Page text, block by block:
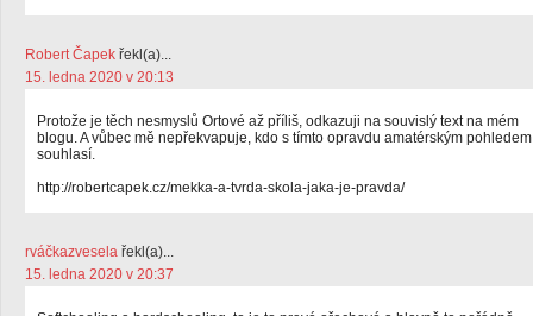
Robert Čapek řekl(a)...
15. ledna 2020 v 20:13
Protože je těch nesmyslů Ortové až příliš, odkazuji na souvislý text na mém
blogu. A vůbec mě nepřekvapuje, kdo s tímto opravdu amatérským pohledem
souhlasí.
http://robertcapek.cz/mekka-a-tvrda-skola-jaka-je-pravda/
rváčkazvesela řekl(a)...
15. ledna 2020 v 20:37